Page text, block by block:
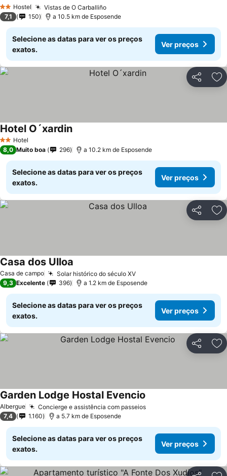
2 Estrelas
Hostel Vistas de O Carballiño
7,1 150 a 10.5 km de Esposende
Selecione as datas para ver os preços
exatos.
Ver preços
Partilhar
2 Estrelas
Hotel
Hotel O´xardin
8,0 Muito boa 296 a 10.2 km de Esposende
Selecione as datas para ver os preços
exatos.
Ver preços
Partilhar
Casa de campo Solar histórico do século XV
Casa dos Ulloa
9,3 Excelente 396 a 1.2 km de Esposende
Selecione as datas para ver os preços
exatos.
Ver preços
Partilhar
Albergue Concierge e assistência com passeios
Garden Lodge Hostal Evencio
7,4 1.160 a 5.7 km de Esposende
Selecione as datas para ver os preços
exatos.
Ver preços